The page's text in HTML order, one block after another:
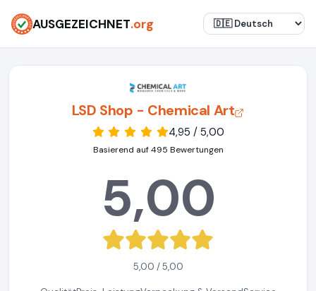
AUSGEZEICHNET.org
LSD Shop - Chemical Art
4,95 / 5,00
Basierend auf 495 Bewertungen
5,00
5,00 / 5,00